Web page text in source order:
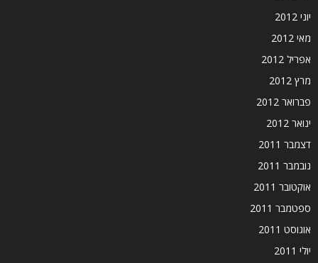
יוני 2012
מאי 2012
אפריל 2012
מרץ 2012
פברואר 2012
ינואר 2012
דצמבר 2011
נובמבר 2011
אוקטובר 2011
ספטמבר 2011
אוגוסט 2011
יולי 2011